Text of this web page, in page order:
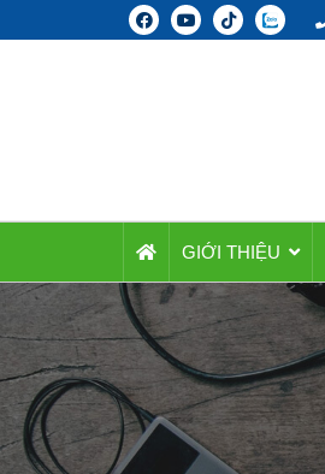
GIỚI THIỆU